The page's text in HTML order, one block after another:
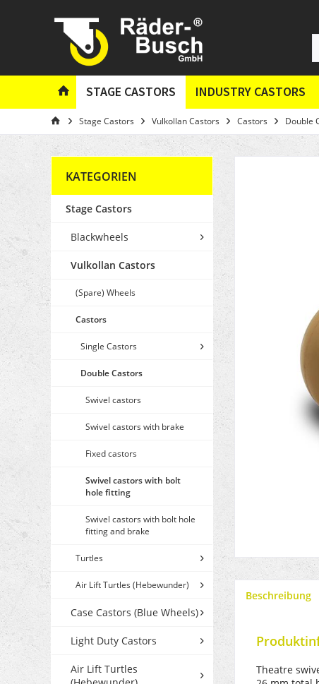
STAGE CASTORS INDUSTRY CASTORS
Stage Castors Vulkollan Castors Castors Double
KATEGORIEN
Stage Castors
Blackwheels
Vulkollan Castors
(Spare) Wheels
Castors
Single Castors
Double Castors
Swivel castors
Swivel castors with brake
Fixed castors
Swivel castors with bolt
hole fitting
Swivel castors with bolt hole
fitting and brake
Turtles
Air Lift Turtles (Hebewunder)
Case Castors (Blue Wheels)
Light Duty Castors
Air Lift Turtles
Beschreibung
Theatre